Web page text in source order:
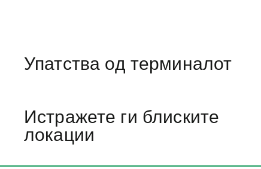
Упатства од терминалот
Истражете ги блиските
локации